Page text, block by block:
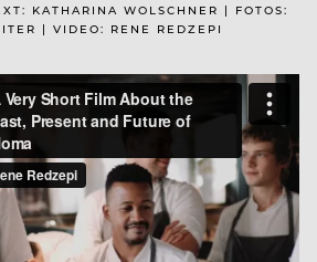
KATHARINA WOLSCHNER | FOTOS:
| VIDEO: RENE REDZEPI